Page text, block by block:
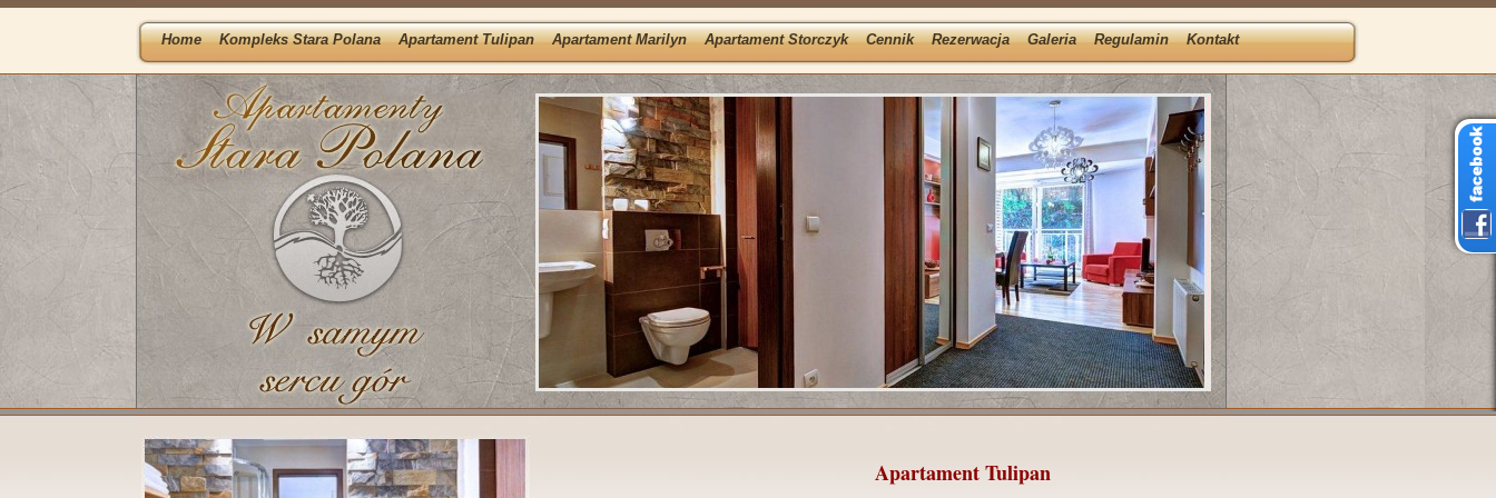
Home Kompleks Stara Polana Apartament Tulipan Apartament Marilyn Apartament Storczyk Cennik Rezerwacja Galeria Regulamin Kontakt
Apartament Tulipan